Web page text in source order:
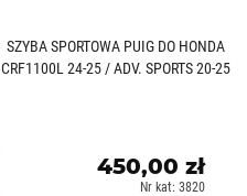
SZYBA SPORTOWA PUIG DO HONDA
CRF1100L 24-25 / ADV. SPORTS 20-25
450,00 zł
Nr kat: 3820